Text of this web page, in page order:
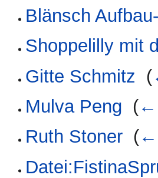
Blänsch
Shoppelilly mit
Gitte Schmitz
(
Mulva Peng (←
Ruth Stoner (←